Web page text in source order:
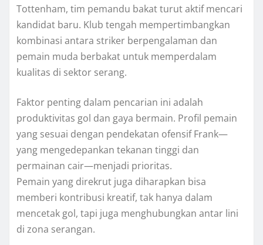
Tottenham, tim pemandu bakat turut aktif mencari
kandidat baru. Klub tengah mempertimbangkan
kombinasi antara striker berpengalaman dan
pemain muda berbakat untuk memperdalam
kualitas di sektor serang.
Faktor penting dalam pencarian ini adalah
produktivitas gol dan gaya bermain. Profil pemain
yang sesuai dengan pendekatan ofensif Frank—
yang mengedepankan tekanan tinggi dan
permainan cair—menjadi prioritas.
Pemain yang direkrut juga diharapkan bisa
memberi kontribusi kreatif, tak hanya dalam
mencetak gol, tapi juga menghubungkan antar lini
di zona serangan.